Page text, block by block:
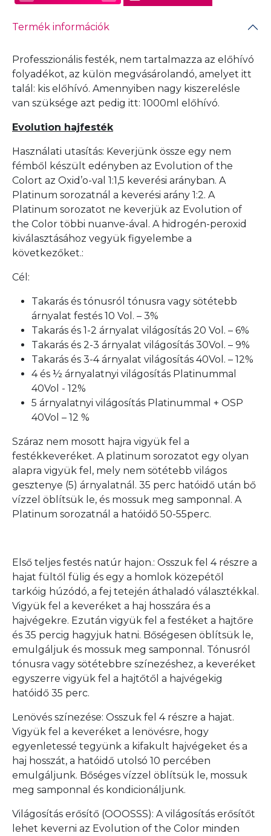
Termék információk
Professzionális festék, nem tartalmazza az előhívó
folyadékot, az külön megvásárolandó, amelyet itt
talál: kis előhívó. Amennyiben nagy kiszerelésle
van szüksége azt pedig itt: 1000ml előhívó.
Evolution hajfesték
Használati utasítás: Keverjünk össze egy nem
fémből készült edényben az Evolution of the
Colort az Oxid’o-val 1:1,5 keverési arányban. A
Platinum sorozatnál a keverési arány 1:2. A
Platinum sorozatot ne keverjük az Evolution of
the Color többi nuanve-ával. A hidrogén-peroxid
kiválasztásához vegyük figyelembe a
következőket.:
Cél:
Takarás és tónusról tónusra vagy sötétebb
árnyalat festés 10 Vol. – 3%
Takarás és 1-2 árnyalat világosítás 20 Vol. – 6%
Takarás és 2-3 árnyalat világosítás 30Vol. – 9%
Takarás és 3-4 árnyalat világosítás 40Vol. – 12%
4 és ½ árnyalatnyi világosítás Platinummal
40Vol - 12%
5 árnyalatnyi világosítás Platinummal + OSP
40Vol – 12 %
Száraz nem mosott hajra vigyük fel a
festékkeveréket. A platinum sorozatot egy olyan
alapra vigyük fel, mely nem sötétebb világos
gesztenye (5) árnyalatnál. 35 perc hatóidő után bő
vízzel öblítsük le, és mossuk meg samponnal. A
Platinum sorozatnál a hatóidő 50-55perc.
Első teljes festés natúr hajon.: Osszuk fel 4 részre a
hajat fültől fülig és egy a homlok közepétől
tarkóig húzódó, a fej tetején áthaladó választékkal.
Vigyük fel a keveréket a haj hosszára és a
hajvégekre. Ezután vigyük fel a festéket a hajtőre
és 35 percig hagyjuk hatni. Bőségesen öblítsük le,
emulgáljuk és mossuk meg samponnal. Tónusról
tónusra vagy sötétebbre színezéshez, a keveréket
egyszerre vigyük fel a hajtőtől a hajvégekig
hatóidő 35 perc.
Lenövés színezése: Osszuk fel 4 részre a hajat.
Vigyük fel a keveréket a lenövésre, hogy
egyenletessé tegyünk a kifakult hajvégeket és a
haj hosszát, a hatóidő utolsó 10 percében
emulgáljunk. Bőséges vízzel öblítsük le, mossuk
meg samponnal és kondicionáljunk.
Világosítás erősítő (OOOSSS): A világosítás erősítőt
lehet keverni az Evolution of the Color minden